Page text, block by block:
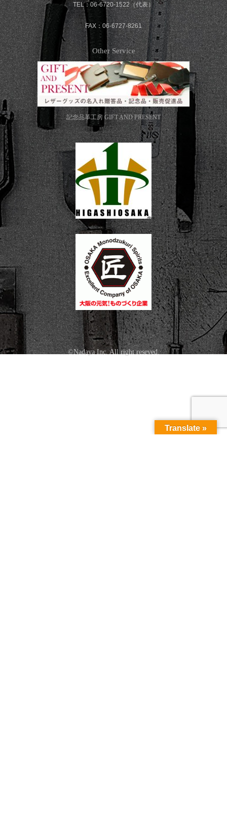
TEL：06-6720-1522（代表）
FAX：06-6727-8261
Other Service
記念品革工房 GIFT AND PRESENT
©Nadaya Inc. All right reseved.
Translate »